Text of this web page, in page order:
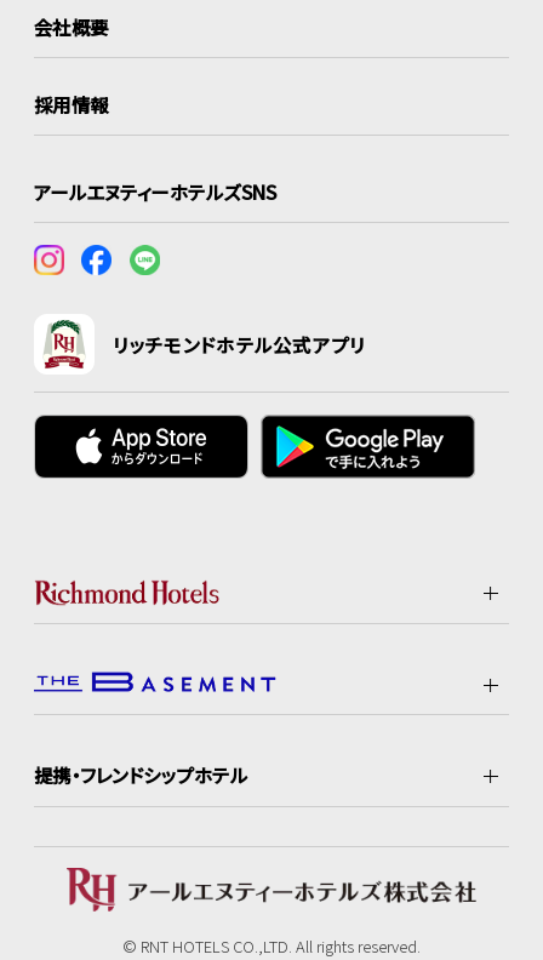
会社概要
採用情報
アールエヌティーホテルズSNS
リッチモンドホテル公式アプリ
提携・フレンドシップホテル
© RNT HOTELS CO.,LTD. All rights reserved.